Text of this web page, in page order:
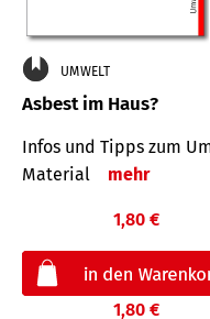
UMWELT
Asbest im Haus?
Infos und Tipps zum
Mate­rial
mehr
1,80 €
1,80 €